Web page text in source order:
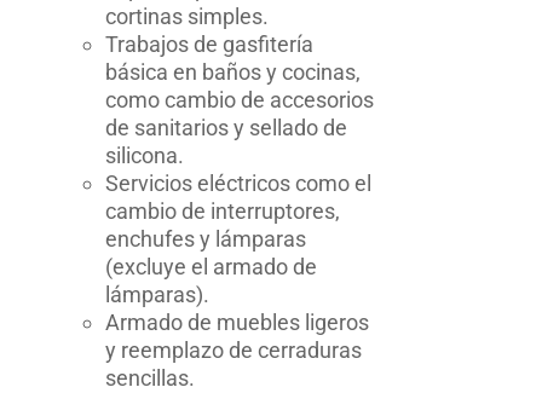
cortinas simples.
Trabajos de gasfitería
básica en baños y cocinas,
como cambio de accesorios
de sanitarios y sellado de
silicona.
Servicios eléctricos como el
cambio de interruptores,
enchufes y lámparas
(excluye el armado de
lámparas).
Armado de muebles ligeros
y reemplazo de cerraduras
sencillas.